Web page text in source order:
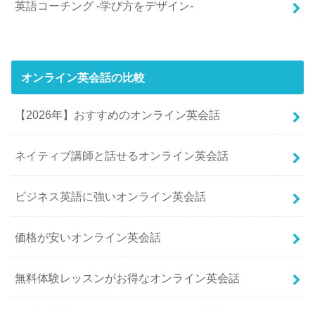
英語コーチング -学び方をデザイン-
オンライン英会話の比較
【2026年】おすすめのオンライン英会話
ネイティブ講師と話せるオンライン英会話
ビジネス英語に強いオンライン英会話
価格が安いオンライン英会話
無料体験レッスンがお得なオンライン英会話